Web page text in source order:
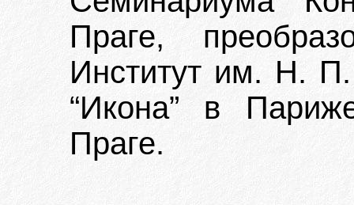
Праге,
Институт им. Н.
“Икона” в
Праге.